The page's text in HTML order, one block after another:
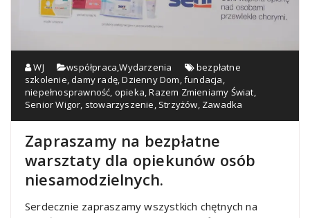
WJ współpraca,Wydarzenia
bezpłatne
szkolenie,damy radę,Dzienny Dom,fundacja,
niepełnosprawność, opieka,Razem Zmieniamy Świat,
Senior Wigor, stowarzyszenie, Strzyżów, Zawadka
Zapraszamy na bezpłatne
warsztaty dla opiekunów osób
niesamodzielnych.
Serdecznie zapraszamy wszystkich chętnych na